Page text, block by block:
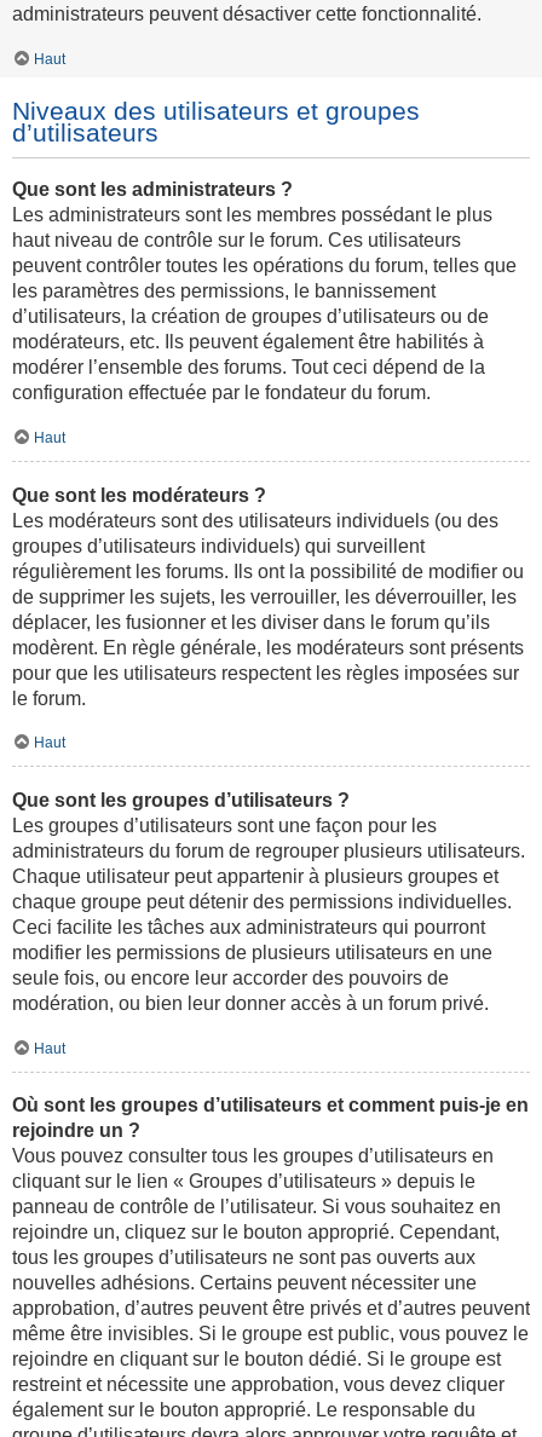
administrateurs peuvent désactiver cette fonctionnalité.
Haut
Niveaux des utilisateurs et groupes
d’utilisateurs
Que sont les administrateurs ?
Les administrateurs sont les membres possédant le plus
haut niveau de contrôle sur le forum. Ces utilisateurs
peuvent contrôler toutes les opérations du forum, telles que
les paramètres des permissions, le bannissement
d’utilisateurs, la création de groupes d’utilisateurs ou de
modérateurs, etc. Ils peuvent également être habilités à
modérer l’ensemble des forums. Tout ceci dépend de la
configuration effectuée par le fondateur du forum.
Haut
Que sont les modérateurs ?
Les modérateurs sont des utilisateurs individuels (ou des
groupes d’utilisateurs individuels) qui surveillent
régulièrement les forums. Ils ont la possibilité de modifier ou
de supprimer les sujets, les verrouiller, les déverrouiller, les
déplacer, les fusionner et les diviser dans le forum qu’ils
modèrent. En règle générale, les modérateurs sont présents
pour que les utilisateurs respectent les règles imposées sur
le forum.
Haut
Que sont les groupes d’utilisateurs ?
Les groupes d’utilisateurs sont une façon pour les
administrateurs du forum de regrouper plusieurs utilisateurs.
Chaque utilisateur peut appartenir à plusieurs groupes et
chaque groupe peut détenir des permissions individuelles.
Ceci facilite les tâches aux administrateurs qui pourront
modifier les permissions de plusieurs utilisateurs en une
seule fois, ou encore leur accorder des pouvoirs de
modération, ou bien leur donner accès à un forum privé.
Haut
Où sont les groupes d’utilisateurs et comment puis-je en
rejoindre un ?
Vous pouvez consulter tous les groupes d’utilisateurs en
cliquant sur le lien « Groupes d’utilisateurs » depuis le
panneau de contrôle de l’utilisateur. Si vous souhaitez en
rejoindre un, cliquez sur le bouton approprié. Cependant,
tous les groupes d’utilisateurs ne sont pas ouverts aux
nouvelles adhésions. Certains peuvent nécessiter une
approbation, d’autres peuvent être privés et d’autres peuvent
même être invisibles. Si le groupe est public, vous pouvez le
rejoindre en cliquant sur le bouton dédié. Si le groupe est
restreint et nécessite une approbation, vous devez cliquer
également sur le bouton approprié. Le responsable du